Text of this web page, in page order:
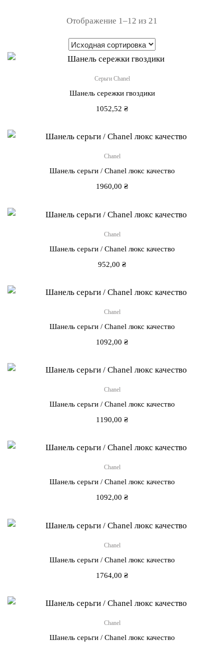
Отображение 1–12 из 21
Серьги Chanel
Шанель сережки гвоздики
1052,52 ₴
Chanel
Шанель серьги / Chanel люкс качество
1960,00 ₴
Chanel
Шанель серьги / Chanel люкс качество
952,00 ₴
Chanel
Шанель серьги / Chanel люкс качество
1092,00 ₴
Chanel
Шанель серьги / Chanel люкс качество
1190,00 ₴
Chanel
Шанель серьги / Chanel люкс качество
1092,00 ₴
Chanel
Шанель серьги / Chanel люкс качество
1764,00 ₴
Chanel
Шанель серьги / Chanel люкс качество